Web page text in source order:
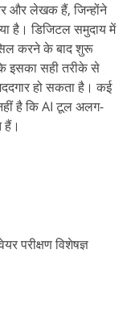
और लेखक हैं, जिन्होंने
है। डिजिटल समुदाय में
करने के बाद शुरू
इसका सही तरीके से
हो सकता है। कई
है कि AI टूल अलग-
हैं।
परीक्षण विशेषज्ञ